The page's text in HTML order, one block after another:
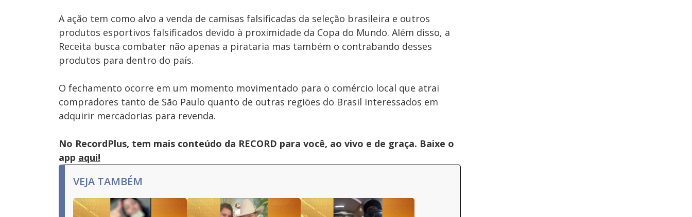
A ação tem como alvo a venda de camisas falsificadas da seleção brasileira e outros
produtos esportivos falsificados devido à proximidade da Copa do Mundo. Além disso, a
Receita busca combater não apenas a pirataria mas também o contrabando desses
produtos para dentro do país.
O fechamento ocorre em um momento movimentado para o comércio local que atrai
compradores tanto de São Paulo quanto de outras regiões do Brasil interessados em
adquirir mercadorias para revenda.
No RecordPlus, tem mais conteúdo da RECORD para você, ao vivo e de graça. Baixe o
app aqui!
VEJA TAMBÉM